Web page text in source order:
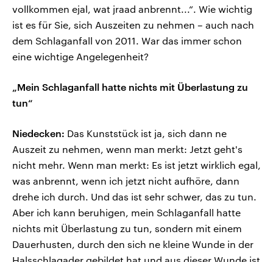
vollkommen ejal, wat jraad anbrennt...“. Wie wichtig
ist es für Sie, sich Auszeiten zu nehmen – auch nach
dem Schlaganfall von 2011. War das immer schon
eine wichtige Angelegenheit?
„Mein Schlaganfall hatte nichts mit Überlastung zu
tun“
Niedecken: Das Kunststück ist ja, sich dann ne
Auszeit zu nehmen, wenn man merkt: Jetzt geht's
nicht mehr. Wenn man merkt: Es ist jetzt wirklich egal,
was anbrennt, wenn ich jetzt nicht aufhöre, dann
drehe ich durch. Und das ist sehr schwer, das zu tun.
Aber ich kann beruhigen, mein Schlaganfall hatte
nichts mit Überlastung zu tun, sondern mit einem
Dauerhusten, durch den sich ne kleine Wunde in der